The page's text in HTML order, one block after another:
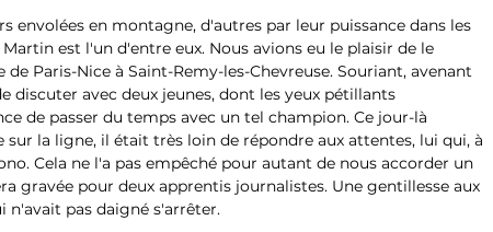
envolées en montagne, d'autres par leur puissance dans les
est l'un d'entre eux. Nous avions eu le plaisir de le
Paris-Nice à Saint-Remy-les-Chevreuse. Souriant, avenant
discuter avec deux jeunes, dont les yeux pétillants
de passer du temps avec un tel champion. Ce jour-là
la ligne, il était très loin de répondre aux attentes, lui qui, à
Cela ne l'a pas empêché pour autant de nous accorder un
gravée pour deux apprentis journalistes. Une gentillesse aux
n'avait pas daigné s'arrêter.